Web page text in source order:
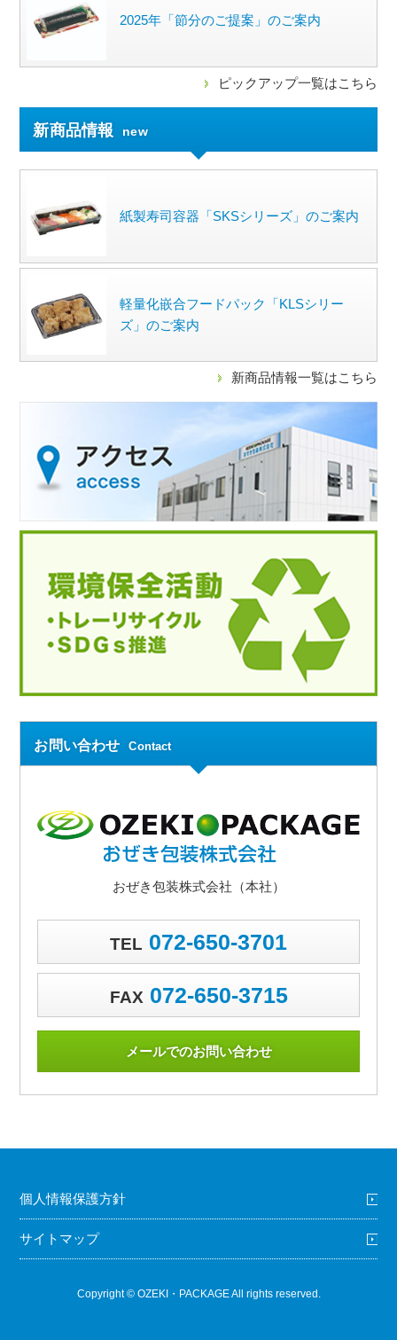
2025年「節分のご提案」のご案内
ピックアップ一覧はこちら
新商品情報 new
紙製寿司容器「SKSシリーズ」のご案内
軽量化嵌合フードパック「KLSシリー
ズ」のご案内
新商品情報一覧はこちら
お問い合わせ Contact
おぜき包装株式会社（本社）
TEL 072-650-3701
FAX 072-650-3715
メールでのお問い合わせ
個人情報保護方針
サイトマップ
Copyright © OZEKI・PACKAGE All rights reserved.